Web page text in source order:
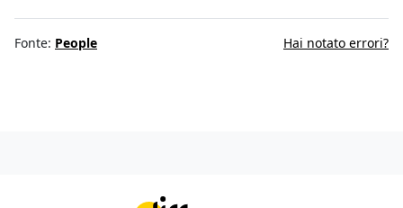
Fonte: People Hai notato errori?